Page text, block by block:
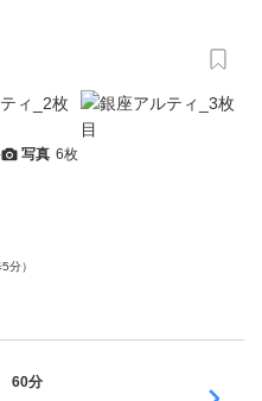
写真 6枚
分）
60分